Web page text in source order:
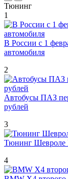
Тюнинг
1
В России с 1
автомобиля
2
Автобусы ПАЗ
рублей
3
Тюнинг Шевроле
4